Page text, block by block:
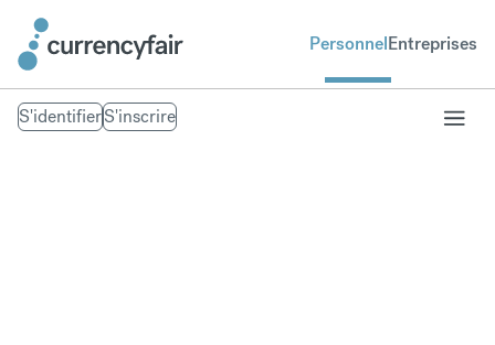
PersonnelEntreprises
S'identifierS'inscrire